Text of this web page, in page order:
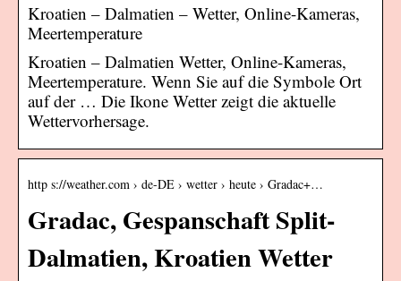
Kroatien – Dalmatien – Wetter, Online-Kameras,
Meertemperature
Kroatien – Dalmatien Wetter, Online-Kameras,
Meertemperature. Wenn Sie auf die Symbole Ort
auf der … Die Ikone Wetter zeigt die aktuelle
Wettervorhersage.
http s://weather.com › de-DE › wetter › heute › Gradac+…
Gradac, Gespanschaft Split-
Dalmatien, Kroatien Wetter